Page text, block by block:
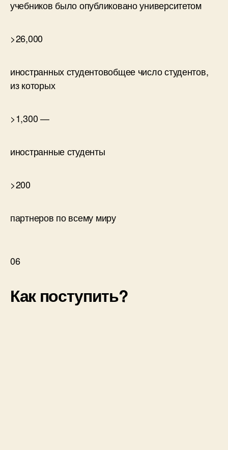
учебников было опубликовано университетом
>26,000
иностранных студентовобщее число студентов,
из которых
>1,300 —
иностранные студенты
>200
партнеров по всему миру
06
Как поступить?